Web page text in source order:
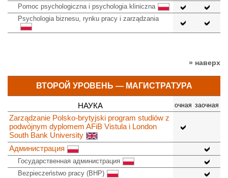
Pomoc psychologiczna i psychologia kliniczna
Psychologia biznesu, rynku pracy i zarządzania
» наверх
ВТОРОЙ УРОВЕНЬ — МАГИСТРАТУРА
НАУКА очная заочная
Zarządzanie Polsko-brytyjski program studiów z
podwójnym dyplomem AFiB Vistula i London
South Bank University
Администрация
Государственная администрация
Bezpieczeństwo pracy (BHP)